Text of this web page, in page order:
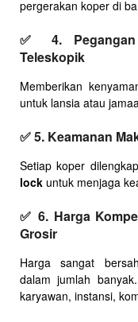
pergerakan koper di
✅ 4.
Teleskopik
Memberikan
untuk lansia atau
✅5. Keamanan
Setiap koper
lock untuk menjaga
✅ 6. Harga
Grosir
Harga sangat
dalam jumlah
karyawan, instansi,